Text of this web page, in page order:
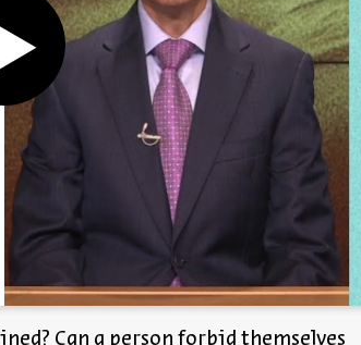
Can a person forbid themselves